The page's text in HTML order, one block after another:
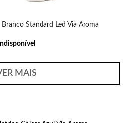
Standard Led Via Aroma
Indisponível
MAIS